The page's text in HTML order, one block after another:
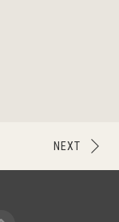
NEXT